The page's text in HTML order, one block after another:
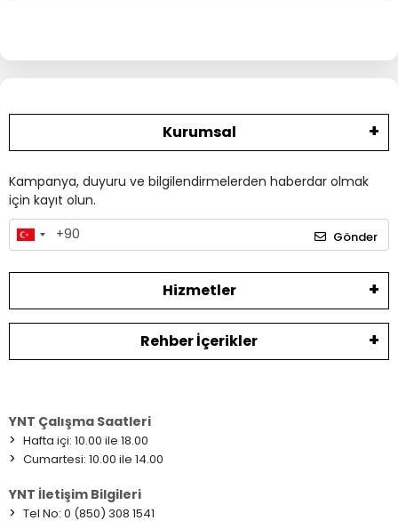
Kurumsal
Kampanya, duyuru ve bilgilendirmelerden haberdar olmak
için kayıt olun.
Gönder
Hizmetler
Rehber İçerikler
YNT Çalışma Saatleri
> Hafta içi: 10.00 ile 18.00
> Cumartesi: 10.00 ile 14.00
YNT İletişim Bilgileri
> Tel No: 0 (850) 308 1541